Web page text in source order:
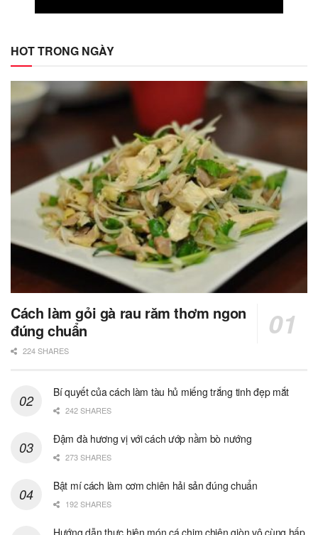
HOT TRONG NGÀY
Cách làm gỏi gà rau răm thơm ngon
đúng chuẩn
224 SHARES
Bí quyết của cách làm tàu hủ miếng trắng tinh đẹp mắt
242 SHARES
Đậm đà hương vị với cách ướp nầm bò nướng
273 SHARES
Bật mí cách làm cơm chiên hải sản đúng chuẩn
192 SHARES
Hướng dẫn thực hiện món cá chim chiên giòn vô cùng hấp